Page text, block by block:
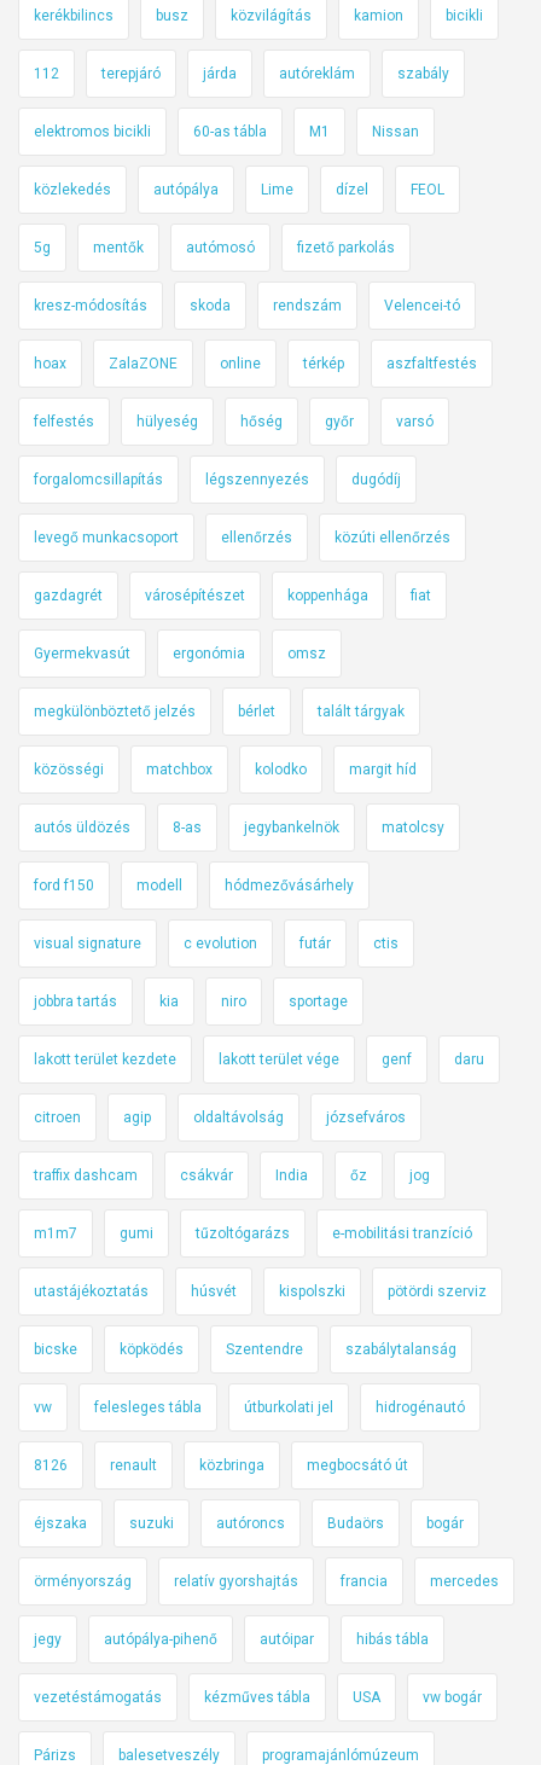
kerékbilincs busz közvilágítás kamion bicikli
112 terepjáró járda autóreklám szabály
elektromos bicikli 60-as tábla M1 Nissan
közlekedés autópálya Lime dízel FEOL
5g mentők autómosó fizető parkolás
kresz-módosítás skoda rendszám Velencei-tó
hoax ZalaZONE online térkép aszfaltfestés
felfestés hülyeség hőség győr varsó
forgalomcsillapítás légszennyezés dugódíj
levegő munkacsoport ellenőrzés közúti ellenőrzés
gazdagrét városépítészet koppenhága fiat
Gyermekvasút ergonómia omsz
megkülönböztető jelzés bérlet talált tárgyak
közösségi matchbox kolodko margit híd
autós üldözés 8-as jegybankelnök matolcsy
ford f150 modell hódmezővásárhely
visual signature c evolution futár ctis
jobbra tartás kia niro sportage
lakott terület kezdete lakott terület vége genf daru
citroen agip oldaltávolság józsefváros
traffix dashcam csákvár India őz jog
m1m7 gumi tűzoltógarázs e-mobilitási tranzíció
utastájékoztatás húsvét kispolszki pötördi szerviz
bicske köpködés Szentendre szabálytalanság
vw felesleges tábla útburkolati jel hidrogénautó
8126 renault közbringa megbocsátó út
éjszaka suzuki autóroncs Budaörs bogár
örményország relatív gyorshajtás francia mercedes
jegy autópálya-pihenő autóipar hibás tábla
vezetéstámogatás kézműves tábla USA vw bogár
Párizs balesetveszély programajánlómúzeum